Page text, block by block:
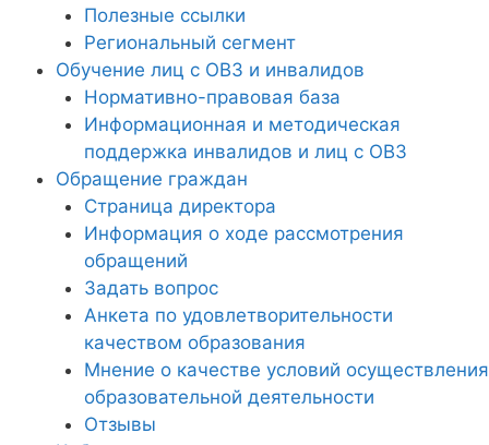
Полезные ссылки
Региональный сегмент
Обучение лиц с ОВЗ и инвалидов
Нормативно-правовая база
Информационная и методическая
поддержка инвалидов и лиц с ОВЗ
Обращение граждан
Страница директора
Информация о ходе рассмотрения
обращений
Задать вопрос
Анкета по удовлетворительности
качеством образования
Мнение о качестве условий осуществления
образовательной деятельности
Отзывы